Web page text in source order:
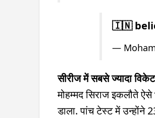
🇮🇳
—
सीरीज में सबसे ज्यादा विकेट
मोहम्मद सिराज इकलौते
डाला. पांच टेस्ट में उन्होंने